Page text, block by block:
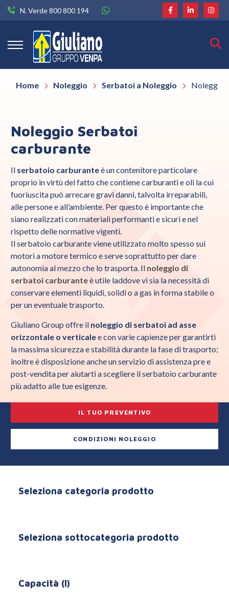
N. Verde 800 800 194
Home Noleggio Serbatoi a Noleggio Noleggio
Noleggio Serbatoi
carburante
Il serbatoio carburanteè un contenitore particolare
proprio in virtù del fatto che contiene carburanti e oli la cui
fuoriuscita può arrecare gravi danni, talvolta irreparabili,
alle persone e all’ambiente. Per questo è importante che
siano realizzati con materiali performanti e sicuri e nel
rispetto delle normative vigenti.
Il serbatoio carburante vieneutilizzato molto spesso sui
motori a motore termico e serve soprattutto per dare
autonomia al mezzo che lo trasporta. Il noleggio di
serbatoi carburanteè utile laddove vi sia la necessità di
conservare elementi liquidi, solidi o a gas in forma stabile o
per un eventuale trasporto.
Giuliano Group offre il noleggio di serbatoi ad asse
orizzontale o verticalee con varie capienze per garantirti
la massima sicurezza e stabilità durante la fase di trasporto;
inoltre è disposizione anche un servizio di assistenza pre e
post-vendita per aiutarti a scegliere il serbatoio carburante
più adatto alle tue esigenze.
IL TUO PREVENTIVO
CONDIZIONI NOLEGGIO
Seleziona categoria prodotto
Seleziona sottocategoria prodotto
Capacità (l)